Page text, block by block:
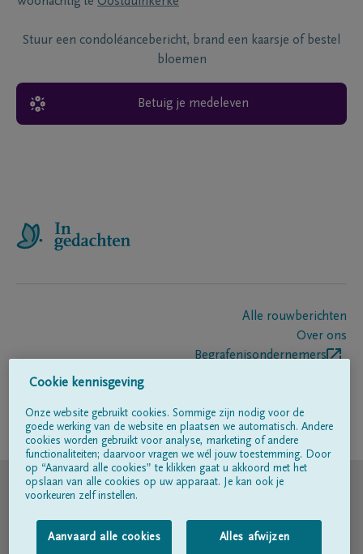
Stuur een condoléancebericht, brand een kaarsje of bestel
bloemen
Betuig je medeleven
Alle rouwberichten
Over ons
Begrafenisondernemers
Volg ons op
© DELA
Gebruiksvoorwaarden
Cookie kennisgeving
Onze website gebruikt cookies. Sommige zijn nodig voor de
goede werking van de website en plaatsen we automatisch. Andere
cookies worden gebruikt voor analyse, marketing of andere
functionaliteiten; daarvoor vragen we wél jouw toestemming. Door
op “Aanvaard alle cookies” te klikken gaat u akkoord met het
opslaan van alle cookies op uw apparaat. Je kan ook je
voorkeuren zelf instellen.
Aanvaard alle cookies Alles afwijzen